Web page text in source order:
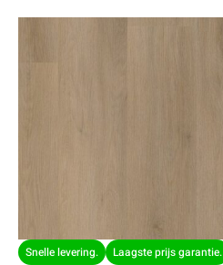
Snelle levering. Laagste prijs garantie.